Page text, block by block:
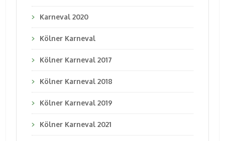
Karneval 2020
Kölner Karneval
Kölner Karneval 2017
Kölner Karneval 2018
Kölner Karneval 2019
Kölner Karneval 2021